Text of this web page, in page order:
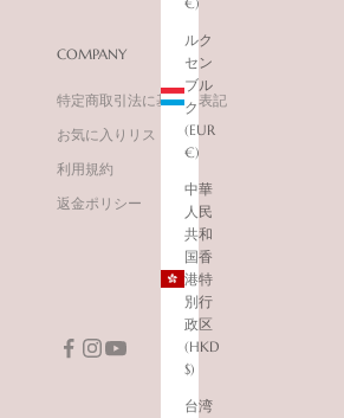
ルク
セン
ブル
ク
(EUR
€)
中華
人民
共和
国香
港特
別行
政区
(HKD
$)
台湾
COMPANY
特定商取引法に基づく表記
お気に入りリスト
利用規約
返金ポリシー